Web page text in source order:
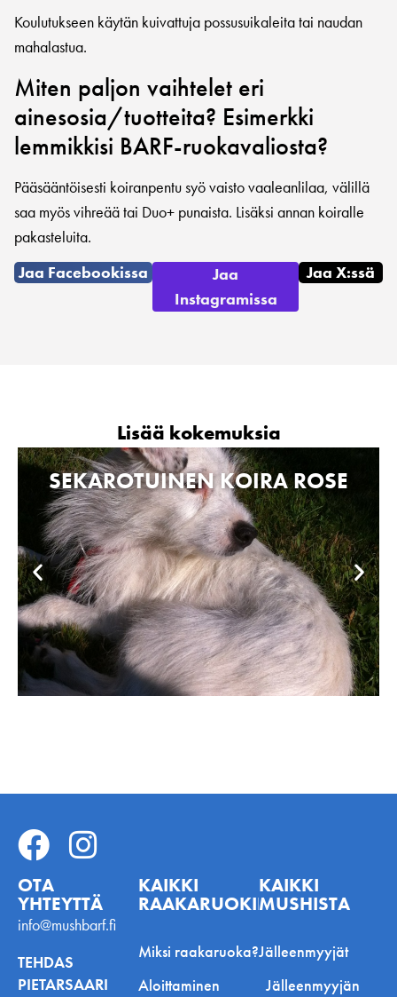
Koulutukseen käytän kuivattuja possusuikaleita tai naudan
mahalastua.
Miten paljon vaihtelet eri
ainesosia/tuotteita? Esimerkki
lemmikkisi BARF-ruokavaliosta?
Pääsääntöisesti koiranpentu syö vaisto vaaleanlilaa, välillä
saa myös vihreää tai Duo+ punaista. Lisäksi annan koiralle
pakasteluita.
Jaa Facebookissa
Jaa
Instagramissa
Jaa X:ssä
Lisää kokemuksia
SEKAROTUINEN KOIRA ROSE
OTA
YHTEYTTÄ
info@mushbarf.fi
TEHDAS
PIETARSAARI
KAIKKI
RAAKARUOKINNASTA
Miksi raakaruoka?
Aloittaminen
KAIKKI
MUSHISTA
Jälleenmyyjät
Jälleenmyyjän